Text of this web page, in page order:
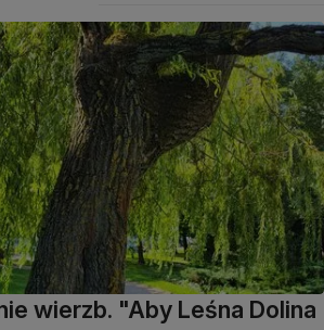
wierzb. "Aby Leśna Dolina